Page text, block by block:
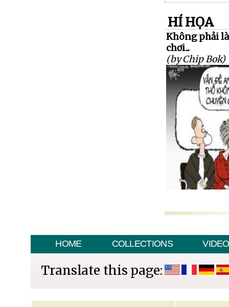
HÍ HỌA
Không phải
chơi...
(by Chip Bok)
HOME COLLECTIONS VIDEO
Translate this page: